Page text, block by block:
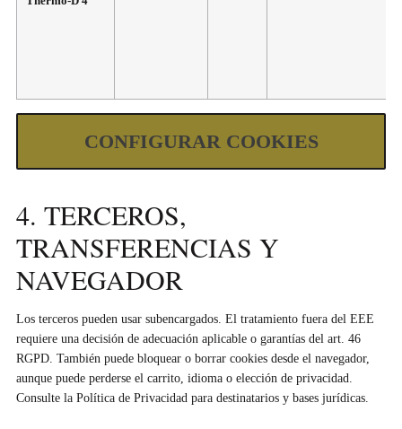
CONFIGURAR COOKIES
4. TERCEROS,
TRANSFERENCIAS Y
NAVEGADOR
Los terceros pueden usar subencargados. El tratamiento fuera del EEE
requiere una decisión de adecuación aplicable o garantías del art. 46
RGPD. También puede bloquear o borrar cookies desde el navegador,
aunque puede perderse el carrito, idioma o elección de privacidad.
Consulte la Política de Privacidad para destinatarios y bases jurídicas.